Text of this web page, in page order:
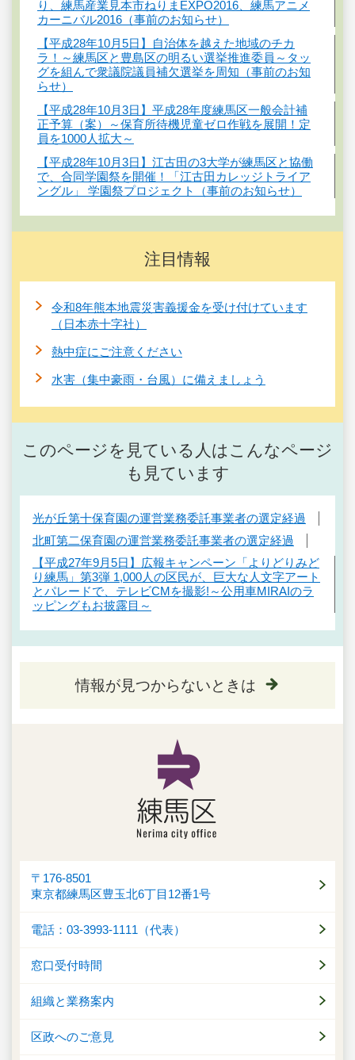
り、練馬産業見本市ねりまEXPO2016、練馬アニメ
カーニバル2016（事前のお知らせ）
【平成28年10月5日】自治体を越えた地域のチカ
ラ！～練馬区と豊島区の明るい選挙推進委員～タッ
グを組んで衆議院議員補欠選挙を周知（事前のお知
らせ）
【平成28年10月3日】平成28年度練馬区一般会計補
正予算（案）～保育所待機児童ゼロ作戦を展開！定
員を1000人拡大～
【平成28年10月3日】江古田の3大学が練馬区と協働
で、合同学園祭を開催！「江古田カレッジトライア
ングル」 学園祭プロジェクト（事前のお知らせ）
注目情報
令和8年熊本地震災害義援金を受け付けています
（日本赤十字社）
熱中症にご注意ください
水害（集中豪雨・台風）に備えましょう
このページを見ている人はこんなページ
も見ています
光が丘第十保育園の運営業務委託事業者の選定経過
北町第二保育園の運営業務委託事業者の選定経過
【平成27年9月5日】広報キャンペーン「よりどりみど
り練馬」第3弾 1,000人の区民が、巨大な人文字アート
とパレードで、テレビCMを撮影!～公用車MIRAIのラ
ッピングもお披露目～
情報が見つからないときは
〒176-8501
東京都練馬区豊玉北6丁目12番1号
電話：03-3993-1111（代表）
窓口受付時間
組織と業務案内
区政へのご意見